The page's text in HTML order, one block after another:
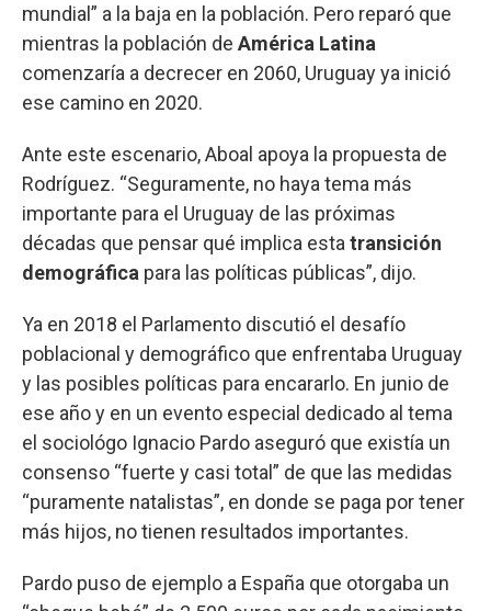
mundial” a la baja en la población. Pero reparó que
mientras la población de América Latina
comenzaría a decrecer en 2060, Uruguay ya inició
ese camino en 2020.
Ante este escenario, Aboal apoya la propuesta de
Rodríguez. “Seguramente, no haya tema más
importante para el Uruguay de las próximas
décadas que pensar qué implica esta transición
demográfica para las políticas públicas”, dijo.
Ya en 2018 el Parlamento discutió el desafío
poblacional y demográfico que enfrentaba Uruguay
y las posibles políticas para encararlo. En junio de
ese año y en un evento especial dedicado al tema
el sociológo Ignacio Pardo aseguró que existía un
consenso “fuerte y casi total” de que las medidas
“puramente natalistas”, en donde se paga por tener
más hijos, no tienen resultados importantes.
Pardo puso de ejemplo a España que otorgaba un